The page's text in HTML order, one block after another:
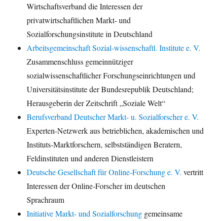
Wirtschaftsverband die Interessen der
privatwirtschaftlichen Markt- und
Sozialforschungsinstitute in Deutschland
Arbeitsgemeinschaft Sozial-wissenschaftl. Institute e. V.
Zusammenschluss gemeinnütziger
sozialwissenschaftlicher Forschungseinrichtungen und
Universitätsinstitute der Bundesrepublik Deutschland;
Herausgeberin der Zeitschrift „Soziale Welt“
Berufsverband Deutscher Markt- u. Sozialforscher e. V.
Experten-Netzwerk aus betrieblichen, akademischen und
Instituts-Marktforschern, selbstständigen Beratern,
Feldinstituten und anderen Dienstleistern
Deutsche Gesellschaft für Online-Forschung e. V. vertritt
Interessen der Online-Forscher im deutschen
Sprachraum
Initiative Markt- und Sozialforschung gemeinsame